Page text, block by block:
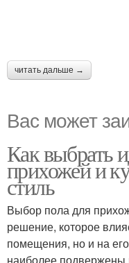
читать дальше →
Вас может
Как выбрать
прихожей и
стиль
Выбор пола для
решение, которое
помещения, но и на